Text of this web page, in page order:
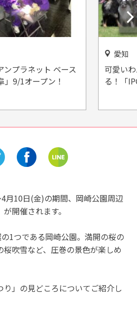
ンプラネット ベース
」9/1オープン！
愛知
可愛い
る！「
月10日(金)の期間、岡崎公園周辺
開催されます。
1つである岡崎公園。満開の桜の
吹雪など、圧巻の景色が楽しめ
」の見どころについてご紹介し